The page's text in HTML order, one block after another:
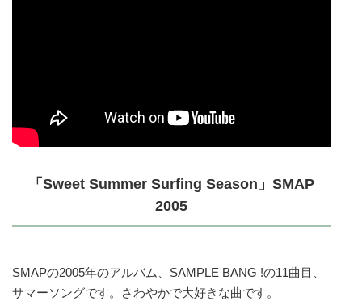
「Sweet Summer Surfing Season」SMAP
2005
SMAPの2005年のアルバム、SAMPLE BANG !の11曲目、
サマーソングです。さわやかで大好きな曲です。